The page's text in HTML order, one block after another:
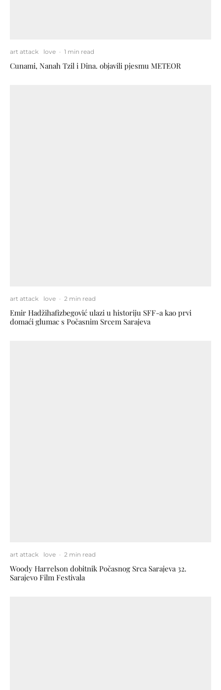
art attack love · 1 min read
Cunami, Nanah Tzil i Dina. objavili pjesmu METEOR
art attack love · 2 min read
Emir Hadžihafizbegović ulazi u historiju SFF-a kao prvi
domaći glumac s Počasnim Srcem Sarajeva
art attack love · 2 min read
Woody Harrelson dobitnik Počasnog Srca Sarajeva 32.
Sarajevo Film Festivala